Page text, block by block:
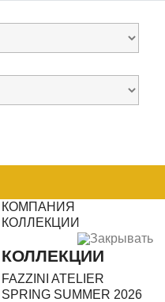
КОМПАНИЯ
КОЛЛЕКЦИИ
Закрывать
КОЛЛЕКЦИИ
FAZZINI ATELIER
SPRING SUMMER 2026